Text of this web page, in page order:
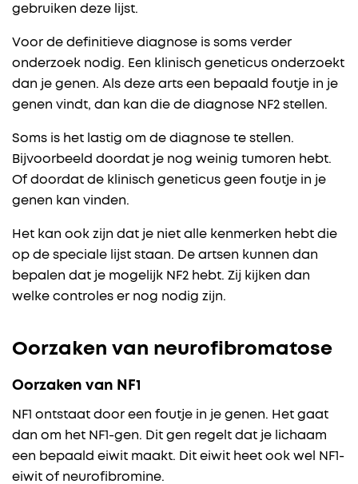
gebruiken deze lijst.
Voor de definitieve diagnose is soms verder
onderzoek nodig. Een klinisch geneticus onderzoekt
dan je genen. Als deze arts een bepaald foutje in je
genen vindt, dan kan die de diagnose NF2 stellen.
Soms is het lastig om de diagnose te stellen.
Bijvoorbeeld doordat je nog weinig tumoren hebt.
Of doordat de klinisch geneticus geen foutje in je
genen kan vinden.
Het kan ook zijn dat je niet alle kenmerken hebt die
op de speciale lijst staan. De artsen kunnen dan
bepalen dat je mogelijk NF2 hebt. Zij kijken dan
welke controles er nog nodig zijn.
Oorzaken van neurofibromatose
Oorzaken van NF1
NF1 ontstaat door een foutje in je genen. Het gaat
dan om het NF1-gen. Dit gen regelt dat je lichaam
een bepaald eiwit maakt. Dit eiwit heet ook wel NF1-
eiwit of neurofibromine.